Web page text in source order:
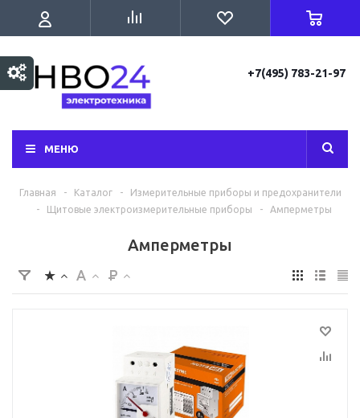
+7(495) 783-21-97
МЕНЮ
Главная - Каталог -
Измерительные приборы и предохранители
-
Щитовые электроизмерительные приборы - Амперметры
Амперметры